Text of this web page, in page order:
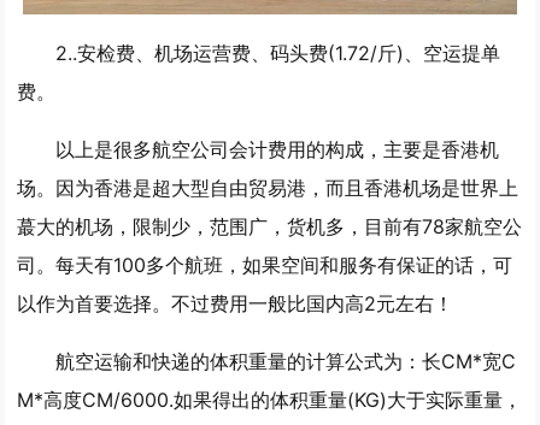
2..安检费、机场运营费、码头费(1.72/斤)、空运提单
费。
以上是很多航空公司会计费用的构成，主要是香港机
场。因为香港是超大型自由贸易港，而且香港机场是世界上
蕞大的机场，限制少，范围广，货机多，目前有78家航空公
司。每天有100多个航班，如果空间和服务有保证的话，可
以作为首要选择。不过费用一般比国内高2元左右！
航空运输和快递的体积重量的计算公式为：长CM*宽C
M*高度CM/6000.如果得出的体积重量(KG)大于实际重量，